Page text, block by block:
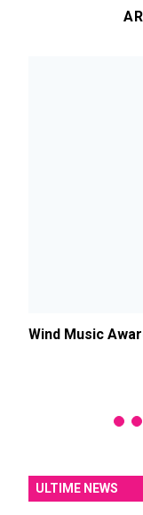
Wind Music
ULTIME NEWS